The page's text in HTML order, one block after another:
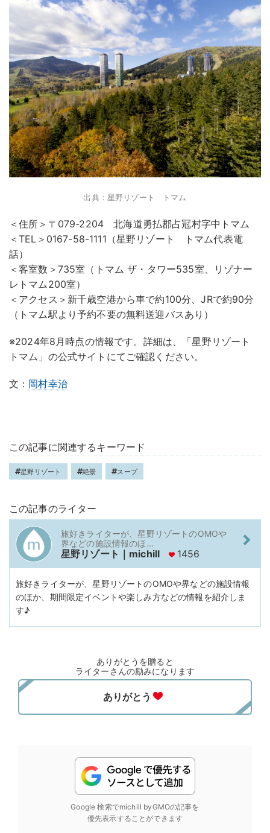
出典：星野リゾート トマム
＜住所＞〒079-2204 北海道勇払郡占冠村字中トマム
＜TEL＞0167-58-1111（星野リゾート トマム代表電
話）
＜客室数＞735室（トマム ザ・タワー535室、リゾナー
レトマム200室）
＜アクセス＞新千歳空港から車で約100分、JRで約90分
（トマム駅より予約不要の無料送迎バスあり）
※2024年8月時点の情報です。詳細は、「星野リゾート
トマム」の公式サイトにてご確認ください。
文： 岡村幸治
この記事に関連するキーワード
星野リゾート 絶景 スープ
この記事のライター
旅好きライターが、星野リゾートのOMOや
界などの施設情報のほ...
星野リゾート｜michill 1456
旅好きライターが、星野リゾートのOMOや界などの施設情報
のほか、期間限定イベントや楽しみ方などの情報を紹介しま
す♪
ありがとうを贈ると
ライターさんの励みになります
Google 検索でmichill byGMOの記事を
優先表示することができます